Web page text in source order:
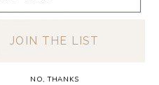
(Benelux)
BE)
per country, please visit
JOIN THE LIST
NO, THANKS